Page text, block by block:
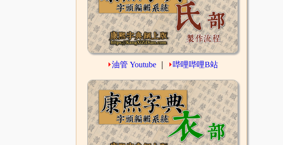
⏵油管 Youtube ⏵哔哩哔哩B站